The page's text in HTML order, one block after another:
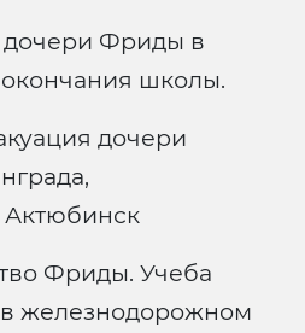
дочери Фриды в
школы.
дочери
Фриды. Учеба
железнодорожном